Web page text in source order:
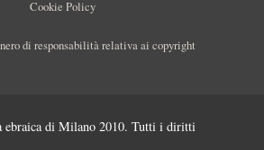
Cookie Policy
di responsabilità relativa ai copyright
di Milano 2010. Tutti i diritti